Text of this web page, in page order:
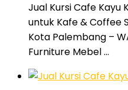
Jual Kursi Cafe Kayu
untuk Kafe & Coffee
Kota Palembang –
Furniture Mebel …